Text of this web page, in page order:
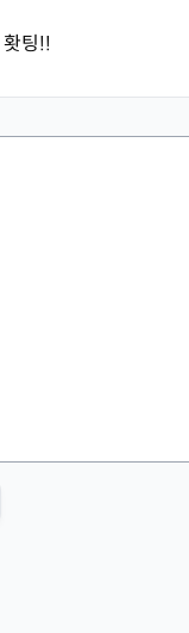
팅!!